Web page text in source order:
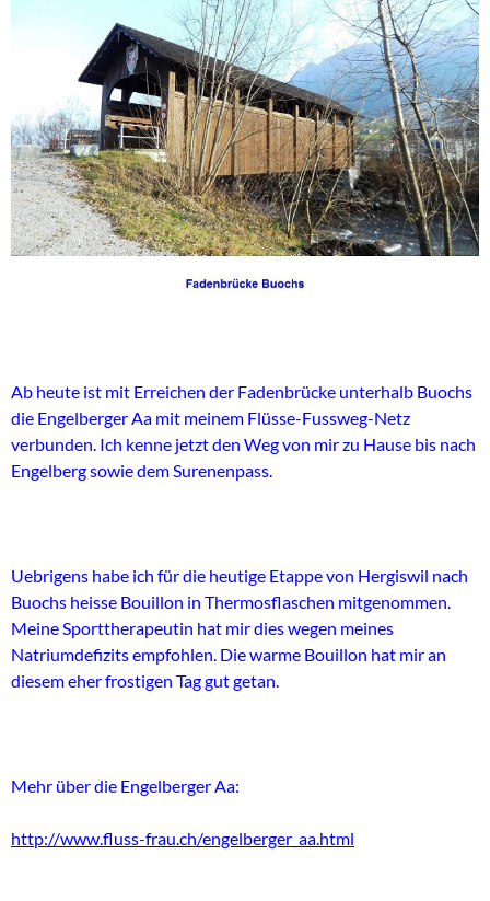
Ab heute ist mit Erreichen der Fadenbrücke unterhalb Buochs
die Engelberger Aa mit meinem Flüsse-Fussweg-Netz
verbunden. Ich kenne jetzt den Weg von mir zu Hause bis nach
Engelberg sowie dem Surenenpass.
Uebrigens habe ich für die heutige Etappe von Hergiswil nach
Buochs heisse Bouillon in Thermosflaschen mitgenommen.
Meine Sporttherapeutin hat mir dies wegen meines
Natriumdefizits empfohlen. Die warme Bouillon hat mir an
diesem eher frostigen Tag gut getan.
Mehr über die Engelberger Aa:
http://www.fluss-frau.ch/engelberger_aa.html